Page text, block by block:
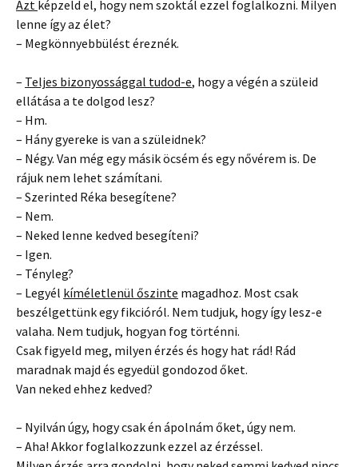
Azt képzeld el, hogy nem szoktál ezzel foglalkozni. Milyen
lenne így az élet?
– Megkönnyebbülést éreznék.
– Teljes bizonyossággal tudod-e, hogy a végén a szüleid
ellátása a te dolgod lesz?
– Hm.
– Hány gyereke is van a szüleidnek?
– Négy. Van még egy másik öcsém és egy nővérem is. De
rájuk nem lehet számítani.
– Szerinted Réka besegítene?
– Nem.
– Neked lenne kedved besegíteni?
– Igen.
– Tényleg?
– Legyél kíméletlenül őszinte magadhoz. Most csak
beszélgettünk egy fikcióról. Nem tudjuk, hogy így lesz-e
valaha. Nem tudjuk, hogyan fog történni.
Csak figyeld meg, milyen érzés és hogy hat rád! Rád
maradnak majd és egyedül gondozod őket.
Van neked ehhez kedved?
– Nyilván úgy, hogy csak én ápolnám őket, úgy nem.
– Aha! Akkor foglalkozzunk ezzel az érzéssel.